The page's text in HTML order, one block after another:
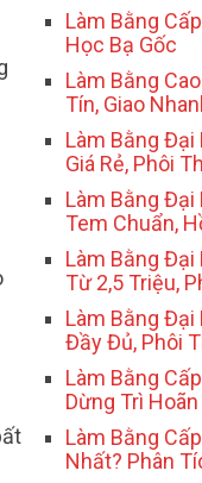
Làm Bằng
Học Bạ Gốc
Làm Bằng
Tín, Giao
Làm Bằng Đại
Giá Rẻ, Phôi
Làm Bằng Đại
Tem Chuẩn,
Làm Bằng Đại
Từ 2,5 Triệu,
Làm Bằng Đại
Đầy Đủ, Phôi
Làm Bằng
Dừng Trì Hoãn
Làm Bằng
Nhất? Phân